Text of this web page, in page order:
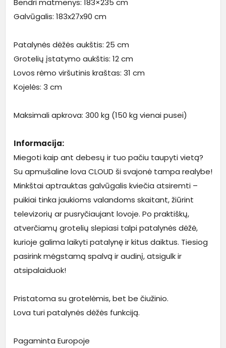
Bendri matmenys: 183×235 cm
Galvūgalis: 183x27x90 cm
Patalynės dėžės aukštis: 25 cm
Grotelių įstatymo aukštis: 12 cm
Lovos rėmo viršutinis kraštas: 31 cm
Kojelės: 3 cm
Maksimali apkrova: 300 kg (150 kg vienai pusei)
Informacija:
Miegoti kaip ant debesų ir tuo pačiu taupyti vietą?
Su apmušaline lova CLOUD ši svajonė tampa realybe!
Minkštai aptrauktas galvūgalis kviečia atsiremti –
puikiai tinka jaukioms valandoms skaitant, žiūrint
televizorių ar pusryčiaujant lovoje. Po praktiškų,
atverčiamų grotelių slepiasi talpi patalynės dėžė,
kurioje galima laikyti patalynę ir kitus daiktus. Tiesiog
pasirink mėgstamą spalvą ir audinį, atsigulk ir
atsipalaiduok!
Pristatoma su grotelėmis, bet be čiužinio.
Lova turi patalynės dėžės funkciją.
Pagaminta Europoje